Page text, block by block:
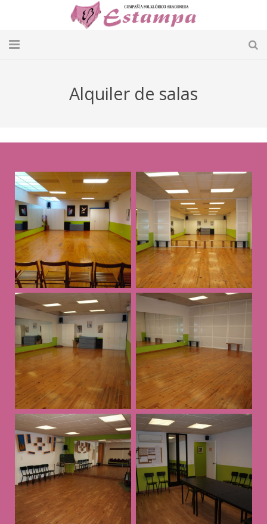
Academia
Alquiler de salas
Novedades
Contacto
Alquiler de salas